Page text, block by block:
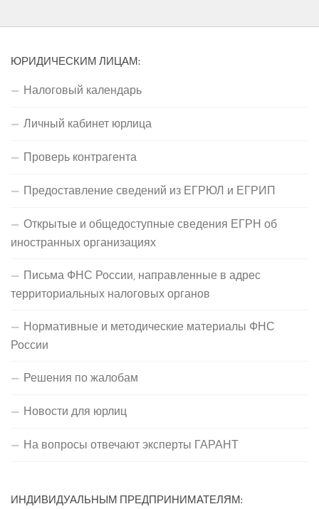
ЮРИДИЧЕСКИМ ЛИЦАМ:
Налоговый календарь
Личный кабинет юрлица
Проверь контрагента
Предоставление сведений из ЕГРЮЛ и ЕГРИП
Открытые и общедоступные сведения ЕГРН об
иностранных организациях
Письма ФНС России, направленные в адрес
территориальных налоговых органов
Нормативные и методические материалы ФНС
России
Решения по жалобам
Новости для юрлиц
На вопросы отвечают эксперты ГАРАНТ
ИНДИВИДУАЛЬНЫМ ПРЕДПРИНИМАТЕЛЯМ: